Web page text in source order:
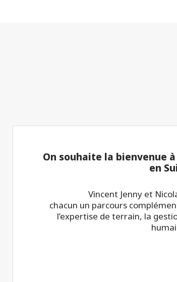
On souhaite la bienvenue
en
Vincent Jenny et
chacun un parcours
l’expertise de terrain, la